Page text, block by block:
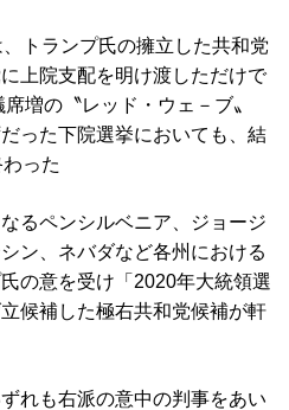
トランプ氏の擁立した共和党
上院支配を明け渡しただけで
増の〝レッド・ウェ－ブ〟
った下院選挙においても、結
った
るペンシルベニア、ジョージ
ン、ネバダなど各州における
の意を受け「2020年大統領選
候補した極右共和党候補が軒
れも右派の意中の判事をあい